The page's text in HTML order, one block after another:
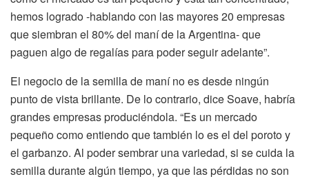
hemos logrado -hablando con las mayores 20 empresas
que siembran el 80% del maní de la Argentina- que
paguen algo de regalías para poder seguir adelante”.
El negocio de la semilla de maní no es desde ningún
punto de vista brillante. De lo contrario, dice Soave, habría
grandes empresas produciéndola. “Es un mercado
pequeño como entiendo que también lo es el del poroto y
el garbanzo. Al poder sembrar una variedad, si se cuida la
semilla durante algún tiempo, ya que las pérdidas no son